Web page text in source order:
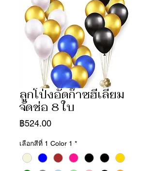
ลูกโป่งอัดก๊าซฮีเลี่ยม
จัดช่อ 8 ใบ
฿524.00ราคา
เลือกสีที่ 1 Color 1 *